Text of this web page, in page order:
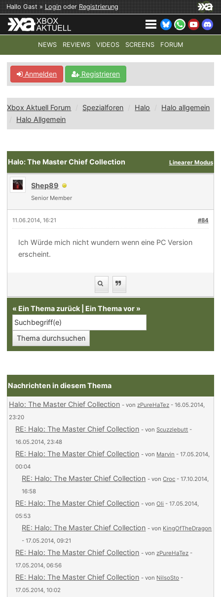
Hallo Gast »LoginoderRegistrierung
NEWS REVIEWS VIDEOS SCREENS FORUM
TOP-THEMEN: COD: MODERN WARFARE 4 HALO:
Anmelden Registrieren
Xbox Aktuell Forum Spezialforen Halo
Halo allgemein
Halo Allgemein
Linearer Modus
Halo: The Master Chief Collection
Shep89
Senior Member
#84
11.06.2014, 16:21
Ich Würde mich nicht wundern wenn eine PC Version
erscheint.
« Ein Thema zurück Ein Thema vor »
Nachrichten in diesem Thema
Halo: The Master Chief Collection - vonzPureHaTez - 16.05.2014,
23:20
RE: Halo: The Master Chief Collection - vonScuzzlebutt -
16.05.2014, 23:48
RE: Halo: The Master Chief Collection - von Marvin - 17.05.2014,
00:04
RE: Halo: The Master Chief Collection - vonCroc - 17.10.2014,
16:58
RE: Halo: The Master Chief Collection - vonOli - 17.05.2014,
05:53
RE: Halo: The Master Chief Collection - von KingOfTheDragon
- 17.05.2014, 09:21
RE: Halo: The Master Chief Collection - vonzPureHaTez -
17.05.2014, 06:56
RE: Halo: The Master Chief Collection - von NilsoSto -
17.05.2014, 10:02